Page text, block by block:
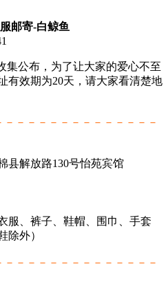
邮寄-白鲸鱼
集公布，为了让大家的爱心不至
有效期为20天，请大家看清楚地
－－－－－－－－－－－－－－
县解放路130号怡苑宾馆
服、裤子、鞋帽、围巾、手套
除外）
－－－－－－－－－－－－－－